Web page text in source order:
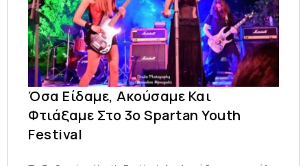
Όσα Είδαμε, Ακούσαμε Και
Φτιάξαμε Στο 3ο Spartan Youth
Festival